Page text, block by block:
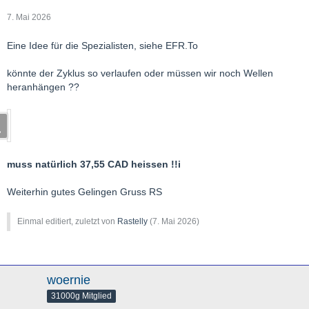
7. Mai 2026
Eine Idee für die Spezialisten, siehe EFR.To
könnte der Zyklus so verlaufen oder müssen wir noch Wellen
heranhängen ??
muss natürlich 37,55 CAD heissen !!i
Weiterhin gutes Gelingen Gruss RS
Einmal editiert, zuletzt von Rastelly (7. Mai 2026)
woernie
31000g Mitglied